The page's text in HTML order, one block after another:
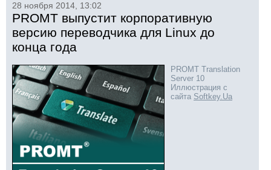
28 ноября 2014, 13:02
PROMT выпустит корпоративную
версию переводчика для Linux до
конца года
PROMT Translation
Server 10
Иллюстрация с
сайта Softkey.Ua